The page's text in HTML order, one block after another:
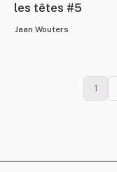
les têtes #5
Jaan Wouters
1